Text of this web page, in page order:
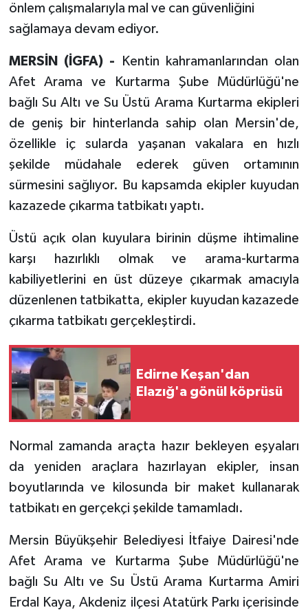
önlem çalışmalarıyla mal ve can güvenliğini
sağlamaya devam ediyor.
MERSİN (İGFA) -
Kentin kahramanlarından olan
Afet Arama ve Kurtarma Şube Müdürlüğü'ne
bağlı Su Altı ve Su Üstü Arama Kurtarma ekipleri
de geniş bir hinterlanda sahip olan Mersin'de,
özellikle iç sularda yaşanan vakalara en hızlı
şekilde müdahale ederek güven ortamının
sürmesini sağlıyor. Bu kapsamda ekipler kuyudan
kazazede çıkarma tatbikatı yaptı.
Üstü açık olan kuyulara birinin düşme ihtimaline
karşı hazırlıklı olmak ve arama-kurtarma
kabiliyetlerini en üst düzeye çıkarmak amacıyla
düzenlenen tatbikatta, ekipler kuyudan kazazede
çıkarma tatbikatı gerçekleştirdi.
Edirne Keşan'dan
Elazığ'a gönül köprüsü
Normal zamanda araçta hazır bekleyen eşyaları
da yeniden araçlara hazırlayan ekipler, insan
boyutlarında ve kilosunda bir maket kullanarak
tatbikatı en gerçekçi şekilde tamamladı.
Mersin Büyükşehir Belediyesi İtfaiye Dairesi'nde
Afet Arama ve Kurtarma Şube Müdürlüğü'ne
bağlı Su Altı ve Su Üstü Arama Kurtarma Amiri
Erdal Kaya, Akdeniz ilçesi Atatürk Parkı içerisinde